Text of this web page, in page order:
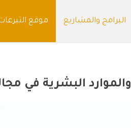
البرامج والمشاريع موقع التبرعات
البشرية في